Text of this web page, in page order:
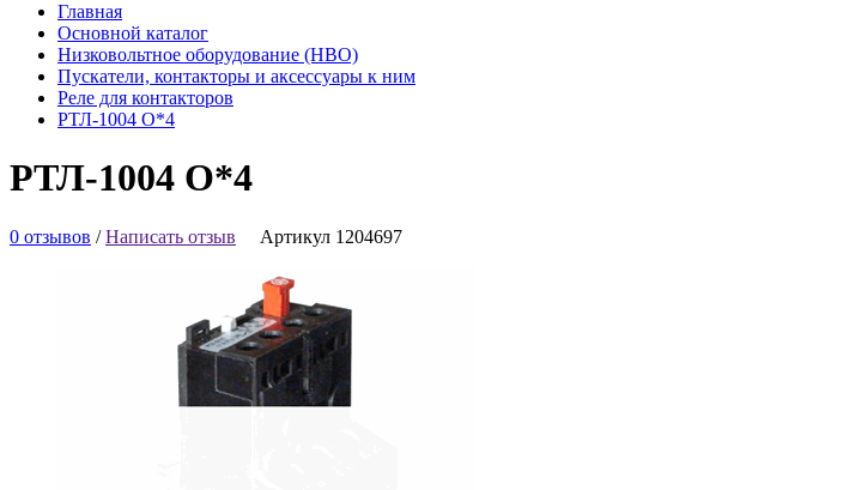
Главная
Основной каталог
Низковольтное оборудование (НВО)
Пускатели, контакторы и аксессуары к ним
Реле для контакторов
РТЛ-1004 О*4
РТЛ-1004 О*4
0 отзывов /Написать отзыв Артикул 1204697